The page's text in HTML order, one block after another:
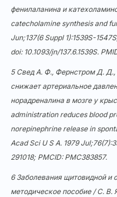
фенилаланина и
catecholamine synthesis and
Jun;137(6 Suppl 1):1539S-
doi: 10.1093/jn/137.6.1539S.
5 Свед А. Ф., Фернстром Д. Д.,
снижает артериальное
норадреналина в мозге у
administration reduces blood
norepinephrine release in
Acad Sci U S A. 1979
291018; PMCID: PMC383857.
6 Заболевания щитовидной
методическое пособие / С.